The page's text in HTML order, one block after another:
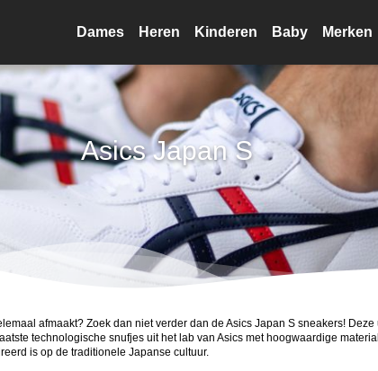
Dames Heren Kinderen Baby Merken
Asics Japan S
afmaakt? Zoek dan niet verder dan de Asics Japan S sneakers!
technologische snufjes uit het lab van Asics met hoogwaardige
is op de traditionele Japanse cultuur.